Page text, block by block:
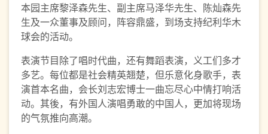
本园主席黎泽森先生、副主席马泽华圥生、陈灿森先
生及一众董事及顾问，阵容鼎盛，到场支持纪利华木
球会的活动。
表演节目除了唱时代曲，还有舞蹈表演，义工们多才
多艺。每位都是社会精英翘楚，但乐意化身歌手，表
演首本名曲，会长刘志宏博士一曲忘尽心中情打响活
动。其後，有外国人演唱勇敢的中国人，更加将现场
的气氛推向高潮。